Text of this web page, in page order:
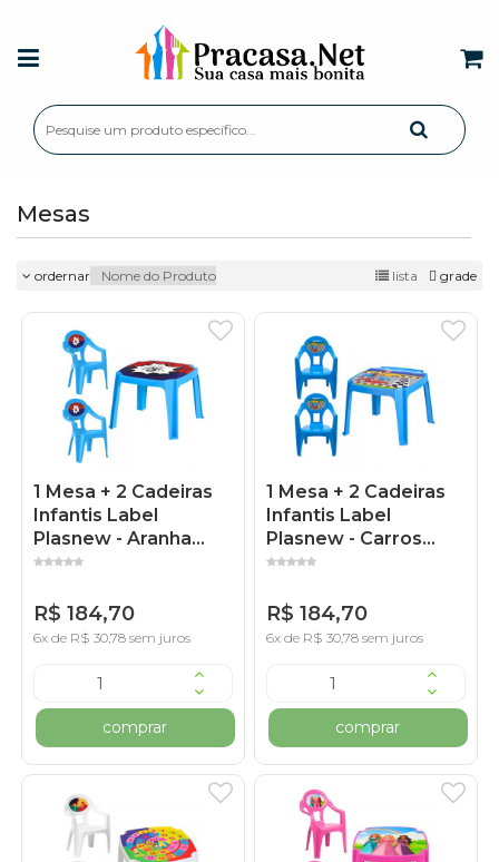
Mesas
ordernar lista grade
1 Mesa + 2 Cadeiras
Infantis Label
Plasnew - Aranha
Azul
R$ 184,70
6x de R$ 30,78 sem juros
comprar
1 Mesa + 2 Cadeiras
Infantis Label
Plasnew - Carros
Azul
R$ 184,70
6x de R$ 30,78 sem juros
comprar